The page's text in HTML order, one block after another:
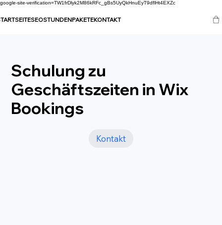
google-site-verification=TW1frDlyk2M86kRFc_gBs5UyQkHnuEyT9dflHt4EXZc
SEOSTUNDENPAKETEKONTAKT
Schulung zu
Geschäftszeiten in Wix
Bookings
Kontakt